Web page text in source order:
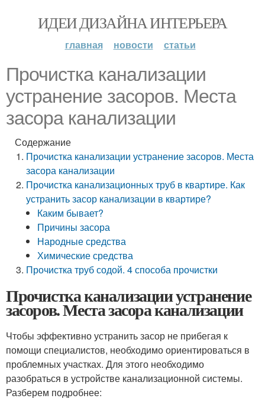
ИДЕИ ДИЗАЙНА ИНТЕРЬЕРА
главная новости статьи
Прочистка канализации
устранение засоров. Места
засора канализации
Содержание
Прочистка канализации устранение засоров. Места
засора канализации
Прочистка канализационных труб в квартире. Как
устранить засор канализации в квартире?
Каким бывает?
Причины засора
Народные средства
Химические средства
Прочистка труб содой. 4 способа прочистки
Прочистка канализации устранение
засоров. Места засора канализации
Чтобы эффективно устранить засор не прибегая к
помощи специалистов, необходимо ориентироваться в
проблемных участках. Для этого необходимо
разобраться в устройстве канализационной системы.
Разберем подробнее: